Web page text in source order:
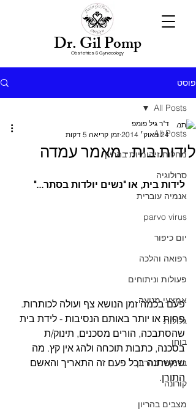
Obstetrics & Gynecology
Dr. Gil Pomp
פוסט
All Posts
מחלות זיהומיות בהריון
סרולוגיה
אנמיה עוברית
parvo virus
יום כיפור
רפואה והלכה
פעולות וניתוחים
אמצעי מניעה
גלולות
בוחן
בדיקות בהריון
קורונה
מצבים בהריון
All Posts
לידות בית - מאמר עמדה
ד"ר גיל פומפ
24 באוק׳ 2014
זמן קריאה 5 דקות
לידות בית, או "נשים יולדות בסתר..."
פעם בכמה זמן הנושא צף ועולה לכותרות.
פחות או יותר באותם הנסיבות - לידת בית
שהסתבכה, הורים מסכנים, תינוק/ת
בסכנה, כתבות תוכחה ולהג אין קץ. מה
שמשתנה בכל פעם זה התאריך והאשם
התורן.